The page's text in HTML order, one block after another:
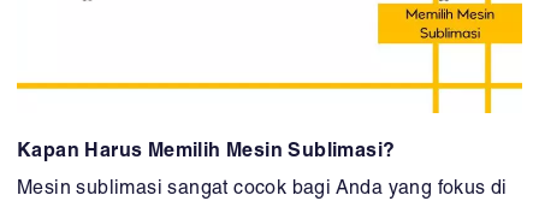
Kapan Harus Memilih Mesin Sublimasi?
Mesin sublimasi sangat cocok bagi Anda yang fokus di